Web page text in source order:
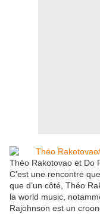
Théo Rakotovao et Do
C’est une rencontre
que d’un côté, Théo
la world music,
Rajohnson est un